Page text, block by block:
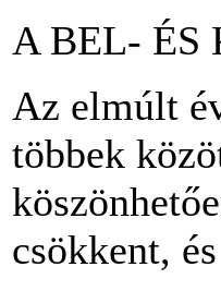
A BEL- ÉS
Az elmúlt
többek
csökkent,